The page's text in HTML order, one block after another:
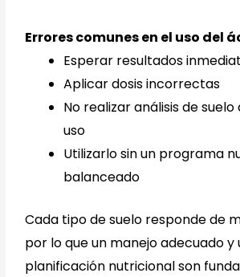
Errores comunes en el uso del
Esperar resultados
Aplicar dosis incorrectas
No realizar análisis de
uso
Utilizarlo sin un programa
balanceado
Cada tipo de suelo responde de
por lo que un manejo adecuado
planificación nutricional son